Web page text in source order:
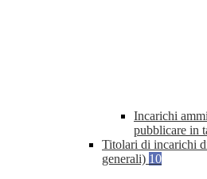
Incarichi
pubblicare in
Titolari di incarichi
generali) 10